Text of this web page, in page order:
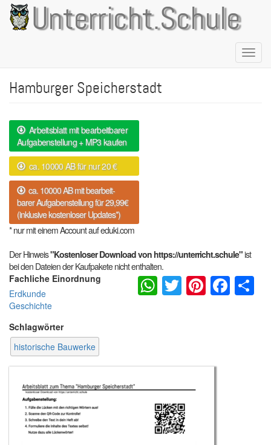
Direkt
zum
Inhalt
Unterricht.Schule
Hamburger Speicherstadt
Arbeitsblatt mit bearbeitbarer
Aufgabenstellung + MP3 kaufen
ca. 10000 AB für nur 20 €
ca. 10000 AB mit bearbeit-
barer Aufgabenstellung für 29,99€
(inklusive kostenloser Updates*)
* nur mit einem Account auf eduki.com
Der Hinweis"Kostenloser Download von https://unterricht.schule"ist
bei den Dateien der Kaufpakete nicht enthalten.
Fachliche Einordnung
Erdkunde
Geschichte
Schlagwörter
historische Bauwerke
WhatsApp
Twitter